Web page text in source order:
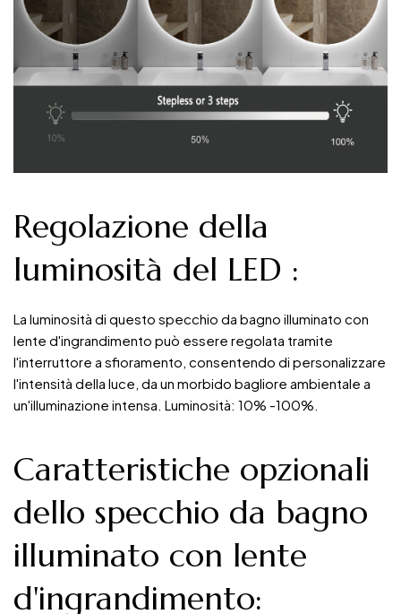
Regolazione della
luminosità del LED :
La luminosità di questo specchio da bagno illuminato con
lente d'ingrandimento può essere regolata tramite
l'interruttore a sfioramento, consentendo di personalizzare
l'intensità della luce, da un morbido bagliore ambientale a
un'illuminazione intensa. Luminosità: 10% -100%.
Caratteristiche opzionali
dello specchio da bagno
illuminato con lente
d'ingrandimento: